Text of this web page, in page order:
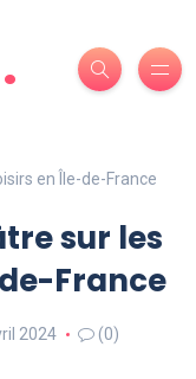
.
en Île-de-France
sur les
France
2024 (0)